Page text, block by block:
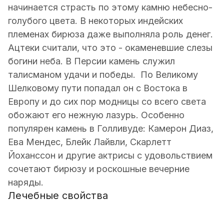
начинается страсть по этому камню небесно-
голубого цвета. В некоторых индейских
племенах бирюза даже выполняла роль денег.
Ацтеки считали, что это - окаменевшие слезы
богини неба. В Персии камень служил
талисманом удачи и победы. По Великому
Шелковому пути попадал он с Востока в
Европу и до сих пор модницы со всего света
обожают его нежную лазурь. Особенно
популярен камень в Голливуде: Камерон Диаз,
Ева Мендес, Блейк Лайвли, Скарлетт
Йоханссон и другие актрисы с удовольствием
сочетают бирюзу и роскошные вечерние
наряды.
Лечебные свойства